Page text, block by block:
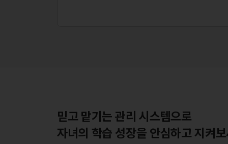
믿고 맡기는 관리 시스템으로
자녀의 학습 성장을 안심하고 지켜